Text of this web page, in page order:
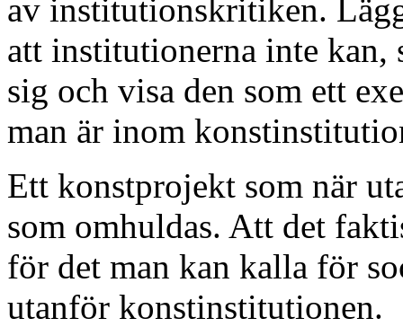
av institutionskritiken.
att institutionerna inte
sig och visa den som ett
man är inom
Ett konstprojekt som när
som omhuldas. Att det
för det man kan kalla för
utanför konstinstitutionen.